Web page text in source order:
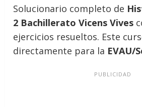
Solucionario completo de
2 Bachillerato Vicens Vives
ejercicios resueltos. Este
directamente para la EVAU/